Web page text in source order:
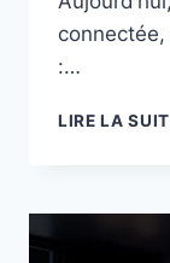
:…
LIRE LA